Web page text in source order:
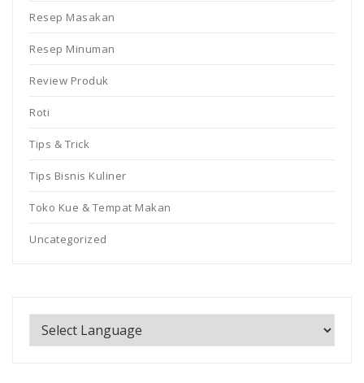
Resep Masakan
Resep Minuman
Review Produk
Roti
Tips & Trick
Tips Bisnis Kuliner
Toko Kue & Tempat Makan
Uncategorized